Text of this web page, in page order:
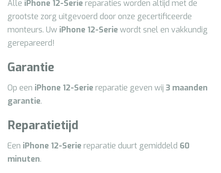
Alle iPhone 12-Seriereparaties worden altijd met de
grootste zorg uitgevoerd door onze gecertificeerde
monteurs. Uw iPhone 12-Seriewordt snel en vakkundig
gerepareerd!
Garantie
Op een iPhone 12-Seriereparatie geven wij 3 maanden
garantie.
Reparatietijd
Een iPhone 12-Seriereparatie duurt gemiddeld 60
minuten.